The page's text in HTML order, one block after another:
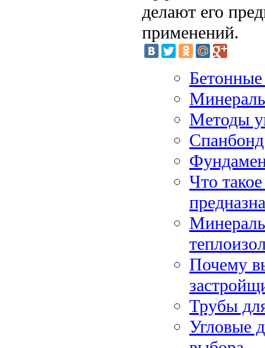
делают его
применений.
Бетонные
Методы
Что
Почему
Трубы
Угловые